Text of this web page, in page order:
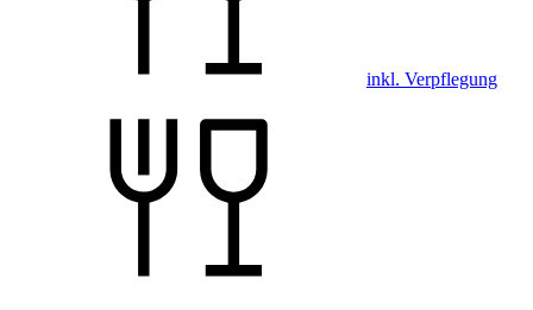
inkl. Verpflegung